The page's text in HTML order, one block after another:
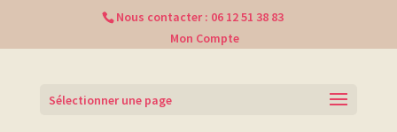
Nous contacter : 06 12 51 38 83
Mon Compte
Sélectionner une page